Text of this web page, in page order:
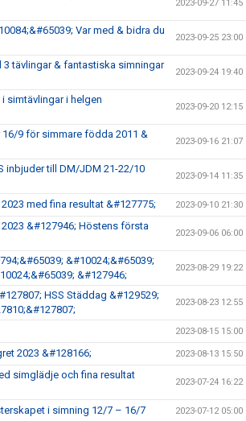
2023-09-27 11:45
Var med & bidra du
2023-09-25 23:00
3 tävlingar & fantastiska simningar
2023-09-24 19:40
simtävlingar i helgen
2023-09-20 12:15
9 för simmare födda 2011 &
2023-09-16 21:07
inbjuder till DM/JDM 21-22/10
2023-09-14 11:35
med fina resultat &#127775; 2023-09-10 21:30
&#127946; Höstens första
2023-09-06 06:00
&#10024;&#65039;
&#127946;
2023-08-29 19:22
HSS Städdag &#129529;
2023-08-23 12:55
2023-08-15 15:00
2023 &#128166; 2023-08-13 15:50
simglädje och fina resultat
2023-07-24 16:22
i simning 12/7 – 16/7 2023-07-12 05:00